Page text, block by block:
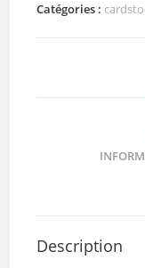
Dolce
Catégories :
Description